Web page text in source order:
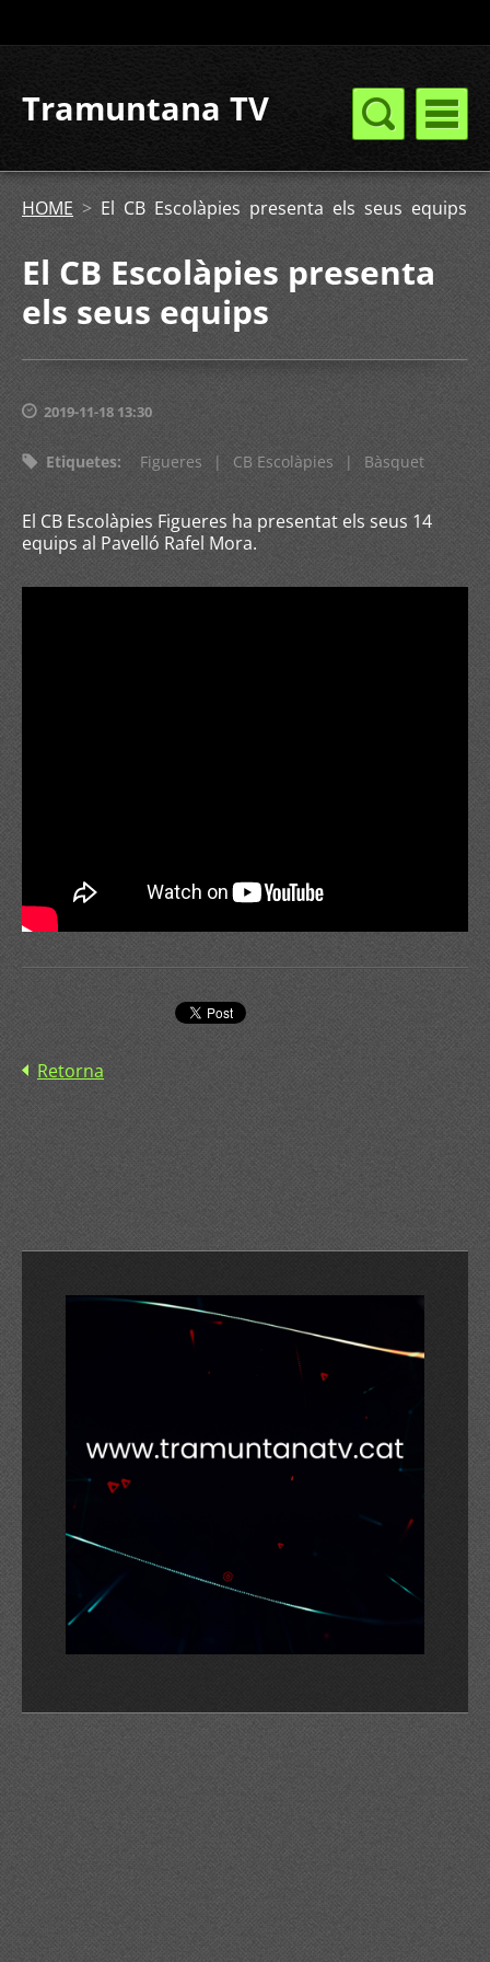
Tramuntana TV
HOME > El CB Escolàpies presenta els seus equips
El CB Escolàpies presenta
els seus equips
2019-11-18 13:30
Etiquetes: Figueres | CB Escolàpies | Bàsquet
El CB Escolàpies Figueres ha presentat els seus 14
equips al Pavelló Rafel Mora.
Retorna